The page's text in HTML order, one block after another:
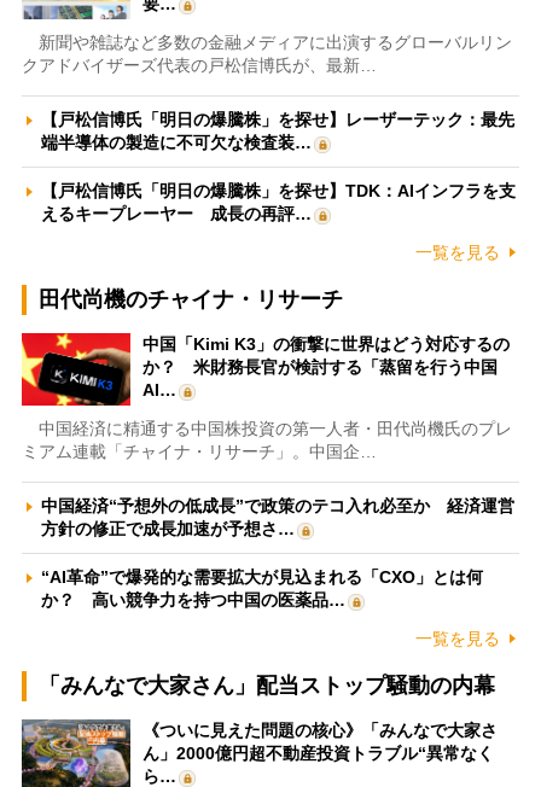
新聞や雑誌など多数の金融メディアに出演するグローバルリン
クアドバイザーズ代表の戸松信博氏が、最新…
【戸松信博氏「明日の爆騰株」を探せ】レーザーテック：最先
端半導体の製造に不可欠な検査装…
【戸松信博氏「明日の爆騰株」を探せ】TDK：AIインフラを支
えるキープレーヤー 成長の再評…
一覧を見る
田代尚機のチャイナ・リサーチ
中国「Kimi K3」の衝撃に世界はどう対応するの
か？ 米財務長官が検討する「蒸留を行う中国
AI…
中国経済に精通する中国株投資の第一人者・田代尚機氏のプレ
ミアム連載「チャイナ・リサーチ」。中国企…
中国経済“予想外の低成長”で政策のテコ入れ必至か 経済運営
方針の修正で成長加速が予想さ…
“AI革命”で爆発的な需要拡大が見込まれる「CXO」とは何
か？ 高い競争力を持つ中国の医薬品…
一覧を見る
「みんなで大家さん」配当ストップ騒動の内幕
《ついに見えた問題の核心》「みんなで大家さ
ん」2000億円超不動産投資トラブル“異常なく
ら…